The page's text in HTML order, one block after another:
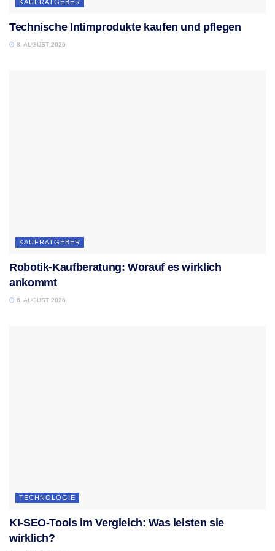
KAUFRATGEBER
Technische Intimprodukte kaufen und pflegen
8. AUGUST 2026
KAUFRATGEBER
Robotik-Kaufberatung: Worauf es wirklich
ankommt
6. AUGUST 2026
TECHNOLOGIE
KI-SEO-Tools im Vergleich: Was leisten sie
wirklich?